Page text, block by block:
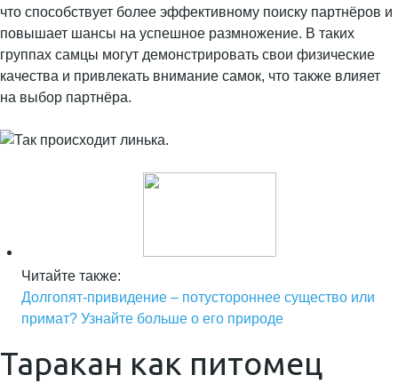
что способствует более эффективному поиску партнёров и
повышает шансы на успешное размножение. В таких
группах самцы могут демонстрировать свои физические
качества и привлекать внимание самок, что также влияет
на выбор партнёра.
Читайте также:
Долгопят-привидение – потустороннее существо или
примат? Узнайте больше о его природе
Таракан как питомец